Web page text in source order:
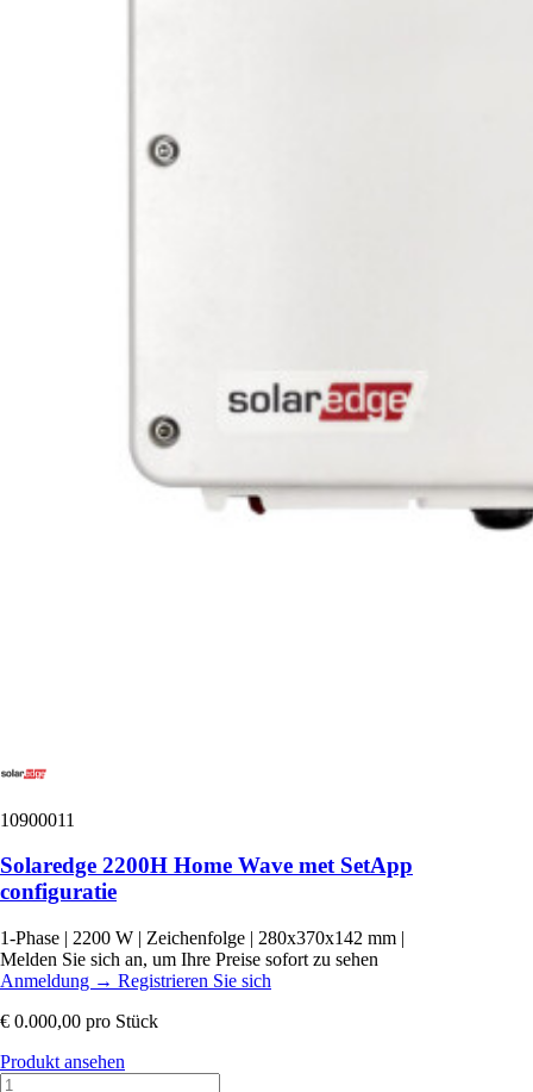
10900011
Solaredge 2200H Home Wave met SetApp
configuratie
1-Phase | 2200 W | Zeichenfolge | 280x370x142 mm |
Melden Sie sich an, um Ihre Preise sofort zu sehen
Anmeldung → Registrieren Sie sich
€ 0.000,00 pro Stück
Produkt ansehen